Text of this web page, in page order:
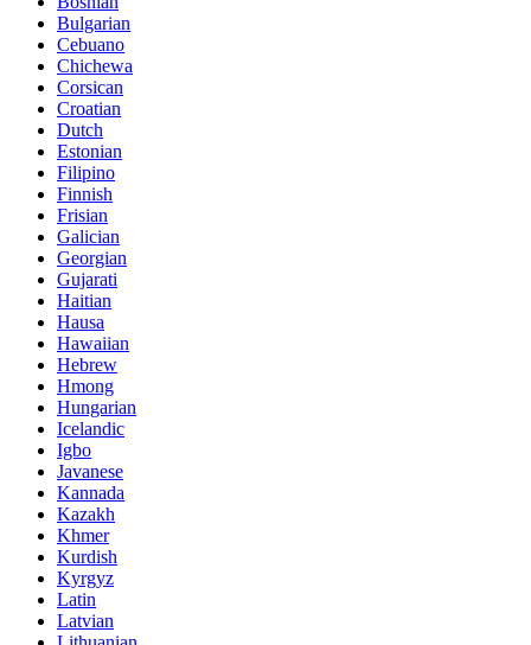
Bulgarian
Cebuano
Chichewa
Corsican
Croatian
Dutch
Estonian
Filipino
Finnish
Frisian
Galician
Georgian
Gujarati
Haitian
Hausa
Hawaiian
Hebrew
Hmong
Hungarian
Icelandic
Igbo
Javanese
Kannada
Kazakh
Khmer
Kurdish
Kyrgyz
Latin
Latvian